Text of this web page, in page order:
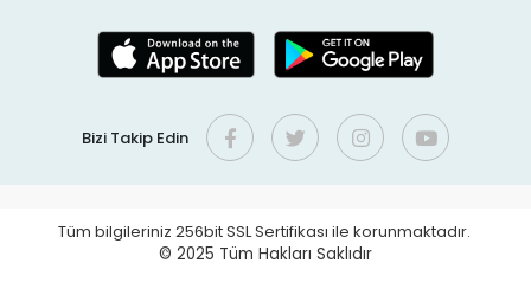
Bizi Takip Edin
Tüm bilgileriniz 256bit SSL Sertifikası ile korunmaktadır.
© 2025 Tüm Hakları Saklıdır